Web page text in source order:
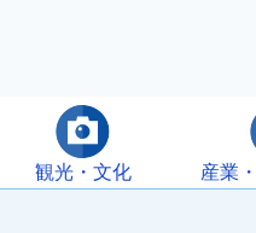
観光・文化 産業